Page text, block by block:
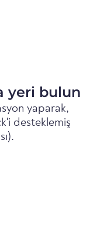
yeri bulun
yaparak,
desteklemiş